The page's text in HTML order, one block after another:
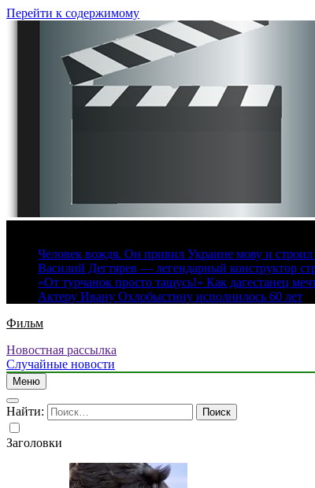
Перейти к содержимому
Человек вождя. Он привил Украине мову и строил
Василий Дегтярев — легендарный конструктор
«От турчанок просто тащусь!» Как дагестанец
Актеру Ивану Охлобыстину исполнилось 60 лет
Фильм
Новостная рассылка
Случайные новости
Меню
Найти:
Заголовки